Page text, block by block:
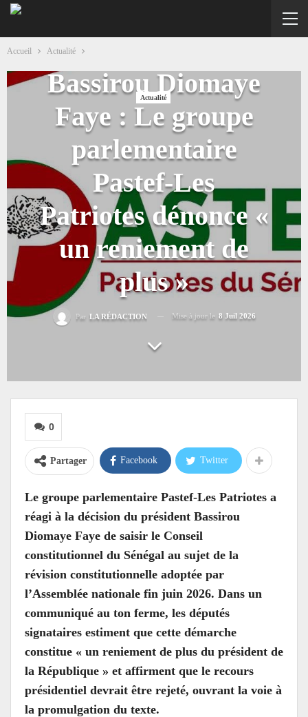
Accueil Actualité
Actualité
constitutionnel par
Bassirou Diomaye
Faye : Le groupe
parlementaire
Pastef-Les
Patriotes dénonce «
un reniement de
plus »
Par LA RÉDACTION Mise à jour le 8 Juil 2026
0
Partager Facebook Twitter
Le groupe parlementaire Pastef-Les Patriotes a
réagi à la décision du président Bassirou
Diomaye Faye de saisir le Conseil
constitutionnel du Sénégal au sujet de la
révision constitutionnelle adoptée par
l’Assemblée nationale fin juin 2026. Dans un
communiqué au ton ferme, les députés
signataires estiment que cette démarche
constitue « un reniement de plus du président de
la République » et affirment que le recours
présidentiel devrait être rejeté, ouvrant la voie à
la promulgation du texte.